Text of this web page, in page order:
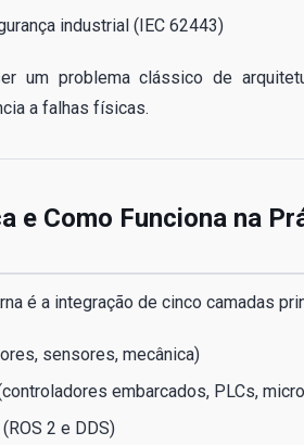
industrial (IEC 62443)
um problema clássico de
a falhas físicas.
e Como Funciona na
é a integração de cinco camadas
sensores, mecânica)
embarcados, PLCs,
2 e DDS)